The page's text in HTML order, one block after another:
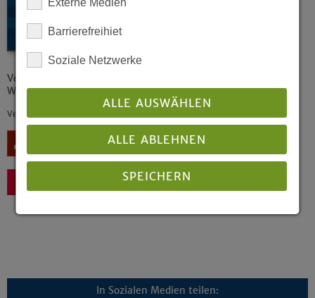
Verhandlungen der 2. (ordentlichen) Tagung der 19.
Westfälischen Landessynode 2021
Veröffentlicht: 01/2022
In Sozialen Medien teilen:
Barrierefreihiet
Soziale Netzwerke
ALLE AUSWÄHLEN
ALLE ABLEHNEN
SPEICHERN